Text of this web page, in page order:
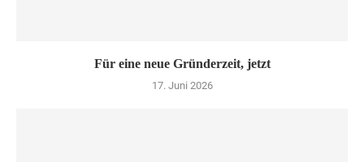
Für eine neue Gründerzeit, jetzt
17. Juni 2026